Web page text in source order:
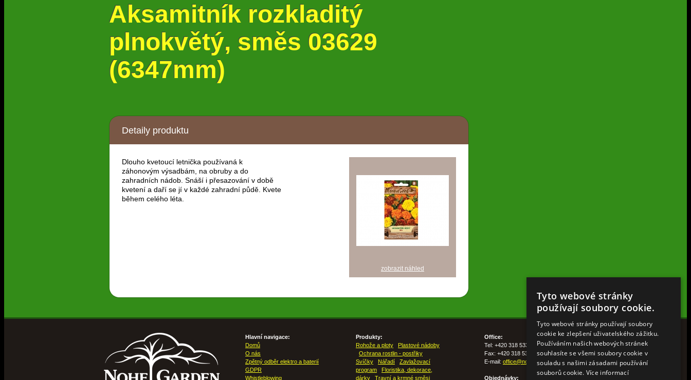
Aksamitník rozkladitý
plnokvětý, směs 03629
(6347mm)
Detaily produktu
Dlouho kvetoucí letnička používaná k
záhonovým výsadbám, na obruby a do
zahradních nádob. Snáší i přesazování v době
kvetení a daří se jí v každé zahradní půdě. Kvete
během celého léta.
zobrazit náhled
Hlavní navigace:
Domů
O nás
Zpětný odběr elektro a baterií
GDPR
Whistleblowing
Produkty:
Rohože a ploty
Plastové nádoby
Ochrana rostlin - postřiky
Svíčky
Nářadí
Zavlažovací
program
Floristika, dekorace,
dárky
Travní a krmné směsi
Office:
Tel: +420 318 533 511
Fax: +420 318 533 513
E-mail: office@nohelgarden.cz
Objednávky:
Tyto webové stránky
používají soubory cookie.
Tyto webové stránky používají soubory
cookie ke zlepšení uživatelského zážitku.
Používáním našich webových stránek
souhlasíte se všemi soubory cookie v
souladu s našimi zásadami používání
souborů cookie. Více informací